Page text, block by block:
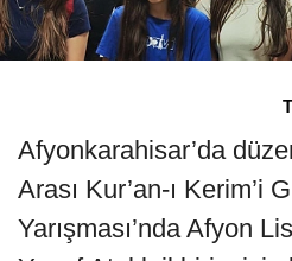
Afyonkarahisar’da
Arası Kur’an-ı Kerim’i
Yarışması’nda Afyon